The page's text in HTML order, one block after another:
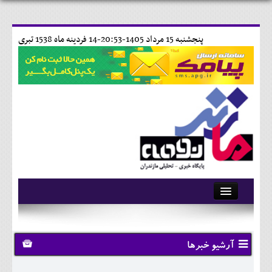
14 فردينه ماه 1538 تبری پنجشنبه 15 مرداد 1405-20:53-
آرشیو
تماس با ما
وبلاگ
آرشیو خبرها